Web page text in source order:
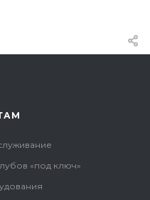
«под ключ»